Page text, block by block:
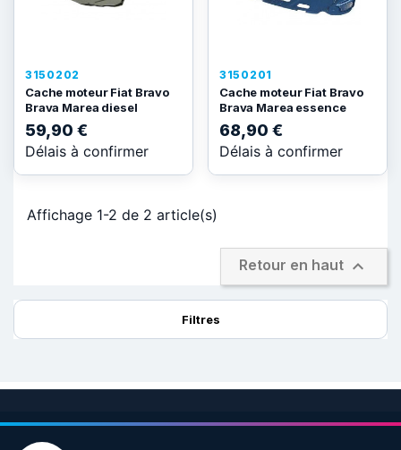
3150202
Cache moteur Fiat Bravo
Brava Marea diesel
59,90 €
Délais à confirmer
3150201
Cache moteur Fiat Bravo
Brava Marea essence
68,90 €
Délais à confirmer
Affichage 1-2 de 2 article(s)
Retour en haut 
Filtres